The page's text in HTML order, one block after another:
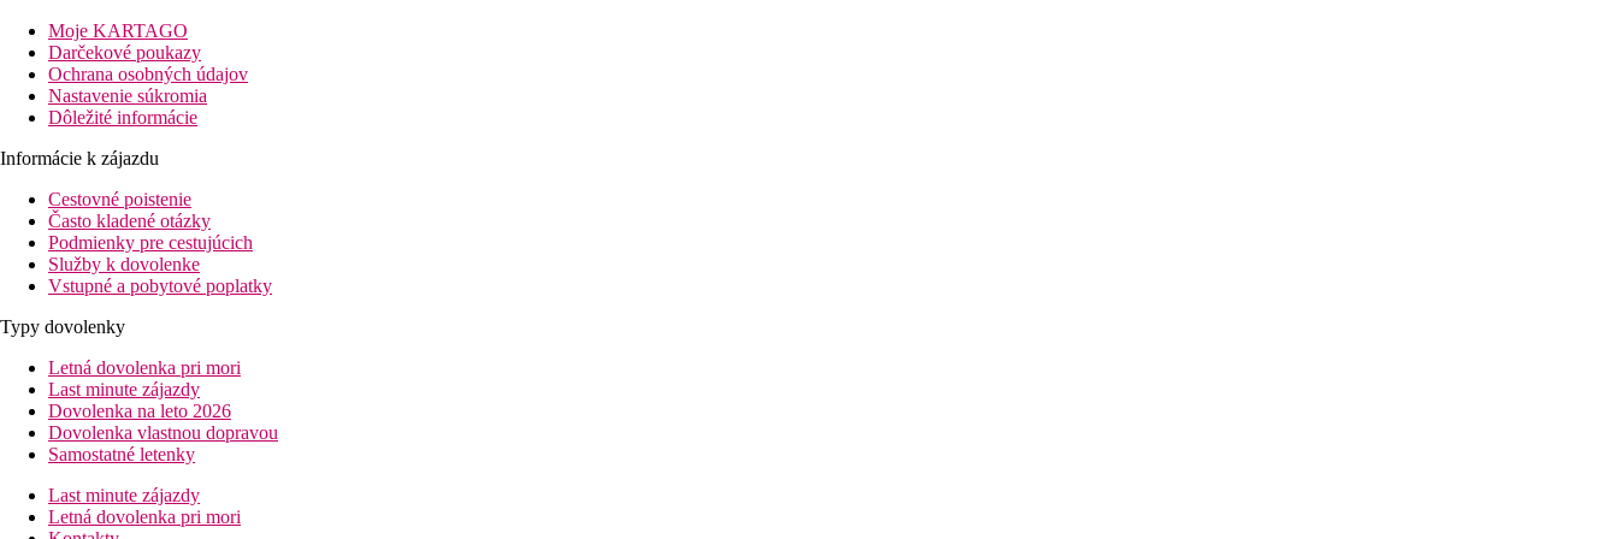
Izby
Dvojlôžková izba, Fairmont, výhľad na mesto
Ostatné typy izieb (pokiaľ nie je uvedené inak, majú izby vyššie uvedené vybavenie):
Dvojposteľová izba, Fairmont, výhľad na mesto, balkón:
Dvojposteľová izba, Fairmont, výhľad na more, balkón
Zábava
Večery s reprodukovanou hudbou
Stravovanie
Raňajky
Raňajky formou bufetu
Polpenzia
Raňajky formou bufetu, večere formou servírovaného menu
V súčasnej dobe majú klienti prístup iba na verejne prístupné pláže v Dauhe.
Moje KARTAGO
Darčekové poukazy
Ochrana osobných údajov
Nastavenie súkromia
Dôležité informácie
Informácie k zájazdu
Cestovné poistenie
Často kladené otázky
Podmienky pre cestujúcich
Služby k dovolenke
Vstupné a pobytové poplatky
Typy dovolenky
Letná dovolenka pri mori
Last minute zájazdy
Dovolenka na leto 2026
Dovolenka vlastnou dopravou
Samostatné letenky
Last minute zájazdy
Letná dovolenka pri mori